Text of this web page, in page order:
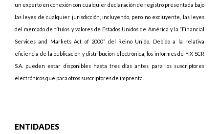
un experto en conexión con cualquier declaración de registro presentada bajo
las leyes de cualquier jurisdicción, incluyendo, pero no excluyente, las leyes
del mercado de títulos y valores de Estados Unidos de América y la “Financial
Services and Markets Act of 2000” del Reino Unido. Debido a la relativa
eficiencia de la publicación y distribución electrónica, los informes de FIX SCR
S.A. pueden estar disponibles hasta tres días antes para los suscriptores
electrónicos que para otros suscriptores de imprenta.
ENTIDADES